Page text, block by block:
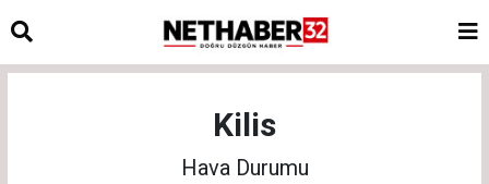
Kilis
Hava Durumu